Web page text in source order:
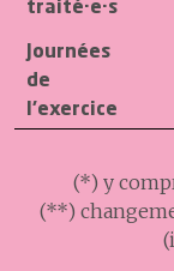
traité·e·s
Journées
de
l'exercice
(*) y
(**)